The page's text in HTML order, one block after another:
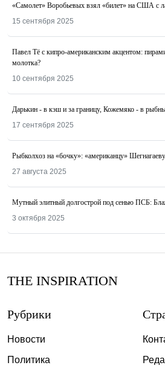
«Самолет» Воробьевых взял «билет» на США с
15 сентября 2025
Павел Тё с кипро-американским акцентом:
молотка?
10 сентября 2025
Дарькин - в кэш и за границу, Кожемяко - в
17 сентября 2025
Рыбколхоз на «бочку»: «американцу»
27 августа 2025
Мутный элитный долгострой под сенью ПСБ:
3 октября 2025
THE INSPIRATION
Рубрики
Новости
Политика